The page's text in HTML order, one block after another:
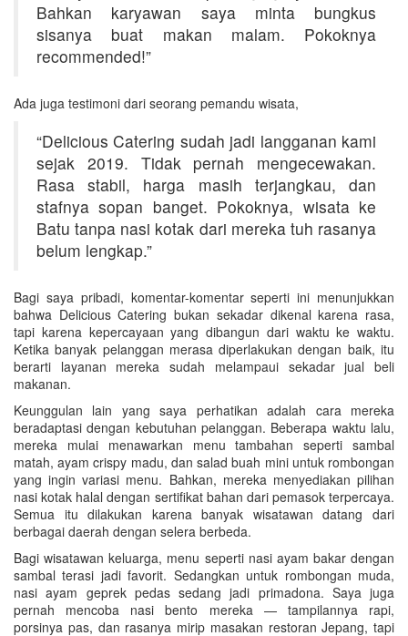
Bahkan karyawan saya minta bungkus
sisanya buat makan malam. Pokoknya
recommended!”
Ada juga testimoni dari seorang pemandu wisata,
“Delicious Catering sudah jadi langganan kami
sejak 2019. Tidak pernah mengecewakan.
Rasa stabil, harga masih terjangkau, dan
stafnya sopan banget. Pokoknya, wisata ke
Batu tanpa nasi kotak dari mereka tuh rasanya
belum lengkap.”
Bagi saya pribadi, komentar-komentar seperti ini menunjukkan
bahwa Delicious Catering bukan sekadar dikenal karena rasa,
tapi karena kepercayaan yang dibangun dari waktu ke waktu.
Ketika banyak pelanggan merasa diperlakukan dengan baik, itu
berarti layanan mereka sudah melampaui sekadar jual beli
makanan.
Keunggulan lain yang saya perhatikan adalah cara mereka
beradaptasi dengan kebutuhan pelanggan. Beberapa waktu lalu,
mereka mulai menawarkan menu tambahan seperti sambal
matah, ayam crispy madu, dan salad buah mini untuk rombongan
yang ingin variasi menu. Bahkan, mereka menyediakan pilihan
nasi kotak halal dengan sertifikat bahan dari pemasok terpercaya.
Semua itu dilakukan karena banyak wisatawan datang dari
berbagai daerah dengan selera berbeda.
Bagi wisatawan keluarga, menu seperti nasi ayam bakar dengan
sambal terasi jadi favorit. Sedangkan untuk rombongan muda,
nasi ayam geprek pedas sedang jadi primadona. Saya juga
pernah mencoba nasi bento mereka — tampilannya rapi,
porsinya pas, dan rasanya mirip masakan restoran Jepang, tapi